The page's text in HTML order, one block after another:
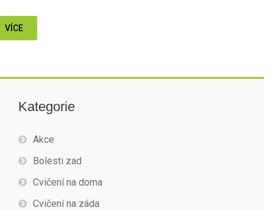
VÍCE
Kategorie
Akce
Bolesti zad
Cvičení na doma
Cvičení na záda